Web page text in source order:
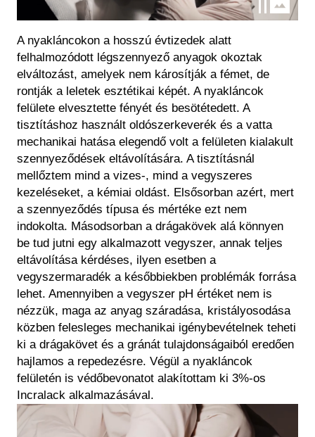
A nyakláncokon a hosszú évtizedek alatt
felhalmozódott légszennyező anyagok okoztak
elváltozást, amelyek nem károsítják a fémet, de
rontják a leletek esztétikai képét. A nyakláncok
felülete elvesztette fényét és besötétedett. A
tisztításhoz használt oldószerkeverék és a vatta
mechanikai hatása elegendő volt a felületen kialakult
szennyeződések eltávolítására. A tisztításnál
mellőztem mind a vizes-, mind a vegyszeres
kezeléseket, a kémiai oldást. Elsősorban azért, mert
a szennyeződés típusa és mértéke ezt nem
indokolta. Másodsorban a drágakövek alá könnyen
be tud jutni egy alkalmazott vegyszer, annak teljes
eltávolítása kérdéses, ilyen esetben a
vegyszermaradék a későbbiekben problémák forrása
lehet. Amennyiben a vegyszer pH értéket nem is
nézzük, maga az anyag száradása, kristályosodása
közben felesleges mechanikai igénybevételnek teheti
ki a drágakövet és a gránát tulajdonságaiból eredően
hajlamos a repedezésre. Végül a nyakláncok
felületén is védőbevonatot alakítottam ki 3%-os
Incralack alkalmazásával.
Kép